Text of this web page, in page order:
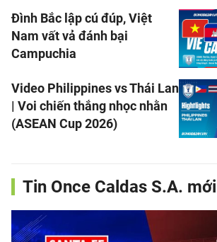
Đình Bắc lập cú đúp, Việt
Nam vất vả đánh bại
Campuchia
Video Philippines vs Thái Lan
| Voi chiến thắng nhọc nhằn
(ASEAN Cup 2026)
Tin Once Caldas S.A.